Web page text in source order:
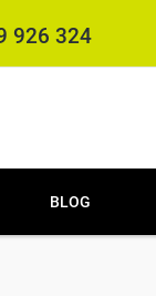
926 324
BLOG